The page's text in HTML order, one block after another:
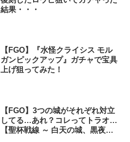
結果・・・
【FGO】『水怪クライシス モル
ガンピックアップ』ガチャで宝具
上げ狙ってみた！
【FGO】3つの城がそれぞれ対立
してる…あれ？コレってトラオ…
【聖杯戦線 ～ 白天の城、黒夜の